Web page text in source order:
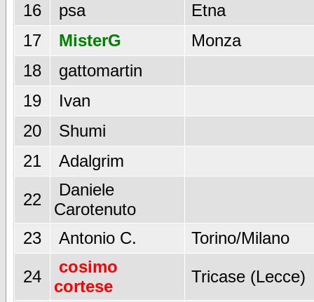
16
psa
Etna
17
MisterG
Monza
18
gattomartin
19
Ivan
20
Shumi
21
Adalgrim
22
Daniele
Carotenuto
23
Antonio C. Torino/Milano
24
cosimo
cortese
Tricase (Lecce)